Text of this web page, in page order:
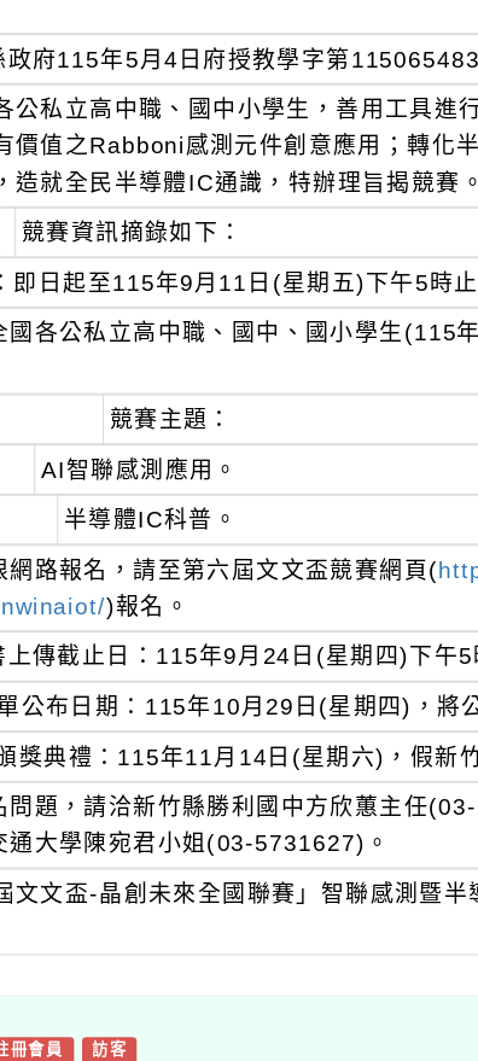
政府115年5月4日府授教學字第
公私立高中職、國中小學生，善用工具進
價值之Rabboni感測元件創意應用；轉化
造就全民半導體IC通識，特辦理旨揭競賽。
競賽資訊摘錄如下：
即日起至115年9月11日(星期五)下午5時止
國各公私立高中職、國中、國小學生(115
競賽主題：
AI智聯感測應用。
半導體IC科普。
網路報名，請至第六屆文文盃競賽網頁(
)報名。
上傳截止日：115年9月24日(星期四)下午5
公布日期：115年10月29日(星期四)，將
獎典禮：115年11月14日(星期六)，假新
問題，請洽新竹縣勝利國中方欣蕙主任
通大學陳宛君小姐(03-5731627)。
文文盃-晶創未來全國聯賽」智聯感測暨
冊會員 訪客